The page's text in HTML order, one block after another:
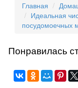
Главная
Идеальная
посудомоечных
Понравилась